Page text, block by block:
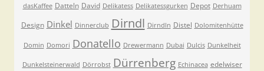
dasKaffee Datteln David Delikatess Delikatessgurken Depot Derhuam
Design Dinkel Dinnerclub Dirndl Dirndln Distel Dolomitenhütte
Domin Domori Donatello Drewermann Dubai Dulcis Dunkelheit
Dunkelsteinerwald Dörrobst Dürrenberg Echinacea edelwiser